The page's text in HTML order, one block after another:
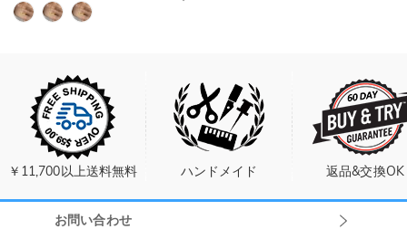
￥11,700以上送料無料 ハンドメイド 返品&交換OK
お問い合わせ